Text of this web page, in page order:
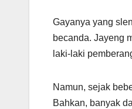
Gayanya yang
becanda. Jayeng
laki-laki
Namun, sejak
Bahkan, banyak